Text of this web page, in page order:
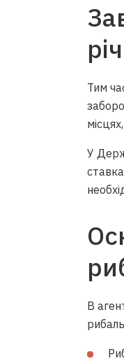
Тим
У
В